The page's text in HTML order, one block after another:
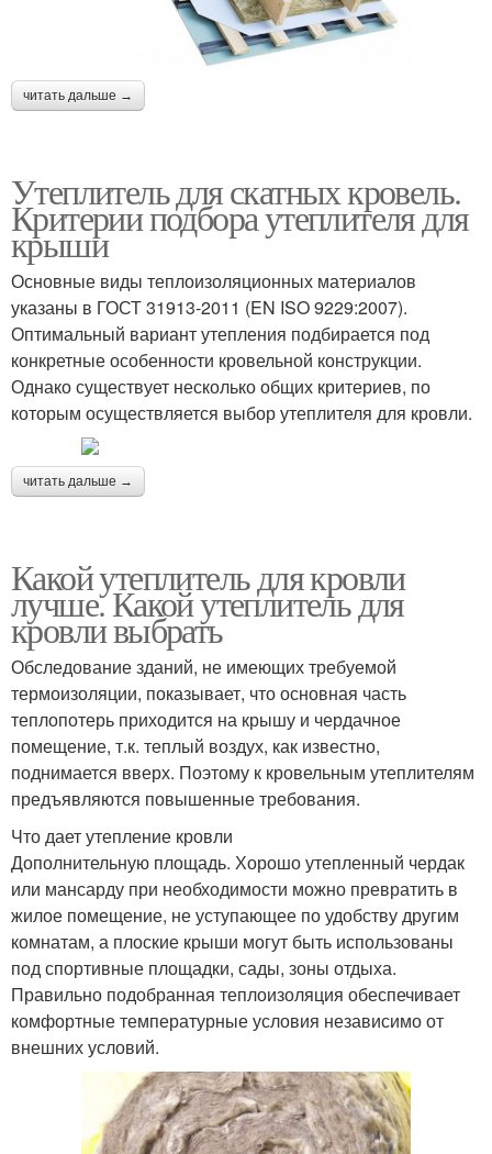
читать дальше →
Утеплитель для скатных кровель.
Критерии подбора утеплителя для
крыши
Основные виды теплоизоляционных материалов
указаны в ГОСТ 31913-2011 (EN ISO 9229:2007).
Оптимальный вариант утепления подбирается под
конкретные особенности кровельной конструкции.
Однако существует несколько общих критериев, по
которым осуществляется выбор утеплителя для кровли.
читать дальше →
Какой утеплитель для кровли
лучше. Какой утеплитель для
кровли выбрать
Обследование зданий, не имеющих требуемой
термоизоляции, показывает, что основная часть
теплопотерь приходится на крышу и чердачное
помещение, т.к. теплый воздух, как известно,
поднимается вверх. Поэтому к кровельным утеплителям
предъявляются повышенные требования.
Что дает утепление кровли
Дополнительную площадь. Хорошо утепленный чердак
или мансарду при необходимости можно превратить в
жилое помещение, не уступающее по удобству другим
комнатам, а плоские крыши могут быть использованы
под спортивные площадки, сады, зоны отдыха.
Правильно подобранная теплоизоляция обеспечивает
комфортные температурные условия независимо от
внешних условий.